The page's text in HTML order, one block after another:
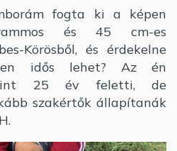
fogta ki a képen
és 45 cm-es
Körösből, és érdekelne
idős lehet? Az én
25 év feletti, de
szakértők állapítanák